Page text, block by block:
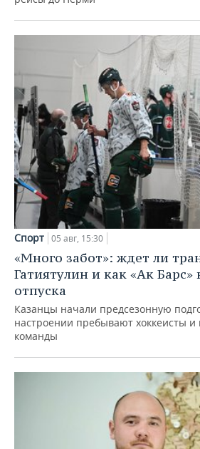
Спорт 05 авг, 15:30
«Много забот»: ждет ли
Гатиятулин и как «Ак
отпуска
Казанцы начали предсезонную
настроении пребывают хоккеисты и
команды